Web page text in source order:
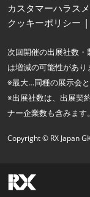
カスタマーハラス
クッキーポリシー
次回開催の出展社数
は増減の可能性があり
※最大…同種の展示会
※出展社数は、出展契
ナー企業数も含みます。
Copyright © RX Japan